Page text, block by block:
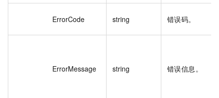
ErrorCode string 错误码。
ErrorMessage string 错误信息。